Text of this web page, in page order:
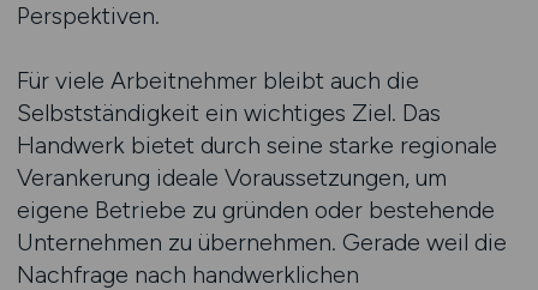
Perspektiven.
Für viele Arbeitnehmer bleibt auch die
Selbstständigkeit ein wichtiges Ziel. Das
Handwerk bietet durch seine starke regionale
Verankerung ideale Voraussetzungen, um
eigene Betriebe zu gründen oder bestehende
Unternehmen zu übernehmen. Gerade weil die
Nachfrage nach handwerklichen